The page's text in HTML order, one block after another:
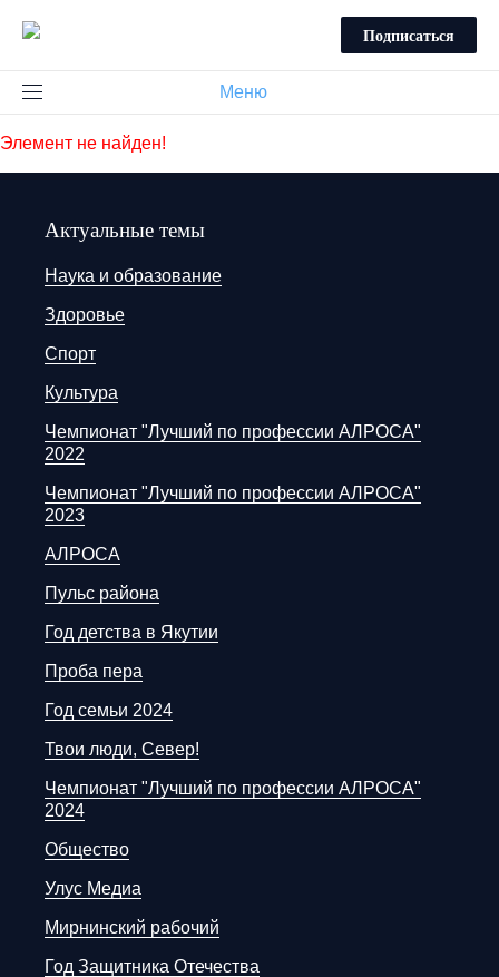
Подписаться
Меню
Элемент не найден!
Актуальные темы
Наука и образование
Здоровье
Спорт
Культура
Чемпионат "Лучший по профессии АЛРОСА"
2022
Чемпионат "Лучший по профессии АЛРОСА"
2023
АЛРОСА
Пульс района
Год детства в Якутии
Проба пера
Год семьи 2024
Твои люди, Север!
Чемпионат "Лучший по профессии АЛРОСА"
2024
Общество
Улус Медиа
Мирнинский рабочий
Год Защитника Отечества